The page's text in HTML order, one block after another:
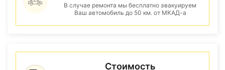
В случае ремонта мы бесплатно эвакуируем
Ваш автомобиль до 50 км. от МКАД-а
Стоимость